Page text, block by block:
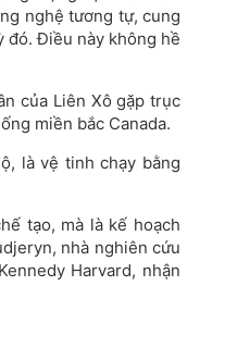
nghệ tương tự, cung
đó. Điều này không hề
của Liên Xô gặp trục
miền bắc Canada.
là vệ tinh chạy bằng
tạo, mà là kế hoạch
nhà nghiên cứu
Harvard, nhận